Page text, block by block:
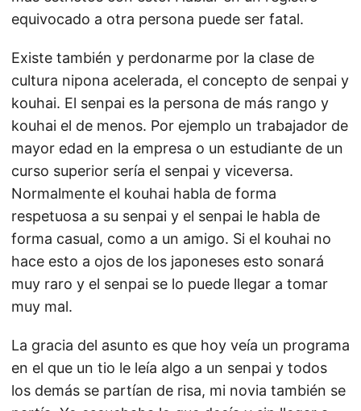
equivocado a otra persona puede ser fatal.
Existe también y perdonarme por la clase de
cultura nipona acelerada, el concepto de senpai y
kouhai. El senpai es la persona de más rango y
kouhai el de menos. Por ejemplo un trabajador de
mayor edad en la empresa o un estudiante de un
curso superior sería el senpai y viceversa.
Normalmente el kouhai habla de forma
respetuosa a su senpai y el senpai le habla de
forma casual, como a un amigo. Si el kouhai no
hace esto a ojos de los japoneses esto sonará
muy raro y el senpai se lo puede llegar a tomar
muy mal.
La gracia del asunto es que hoy veía un programa
en el que un tio le leía algo a un senpai y todos
los demás se partían de risa, mi novia también se